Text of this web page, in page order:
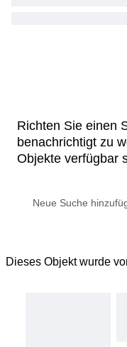
Richten Sie einen
benachrichtigt zu
Objekte verfügbar
Dieses Objekt wurde